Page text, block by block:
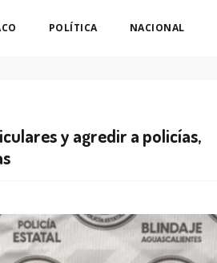
POLÍTICA NACIONAL
y agredir a policías,